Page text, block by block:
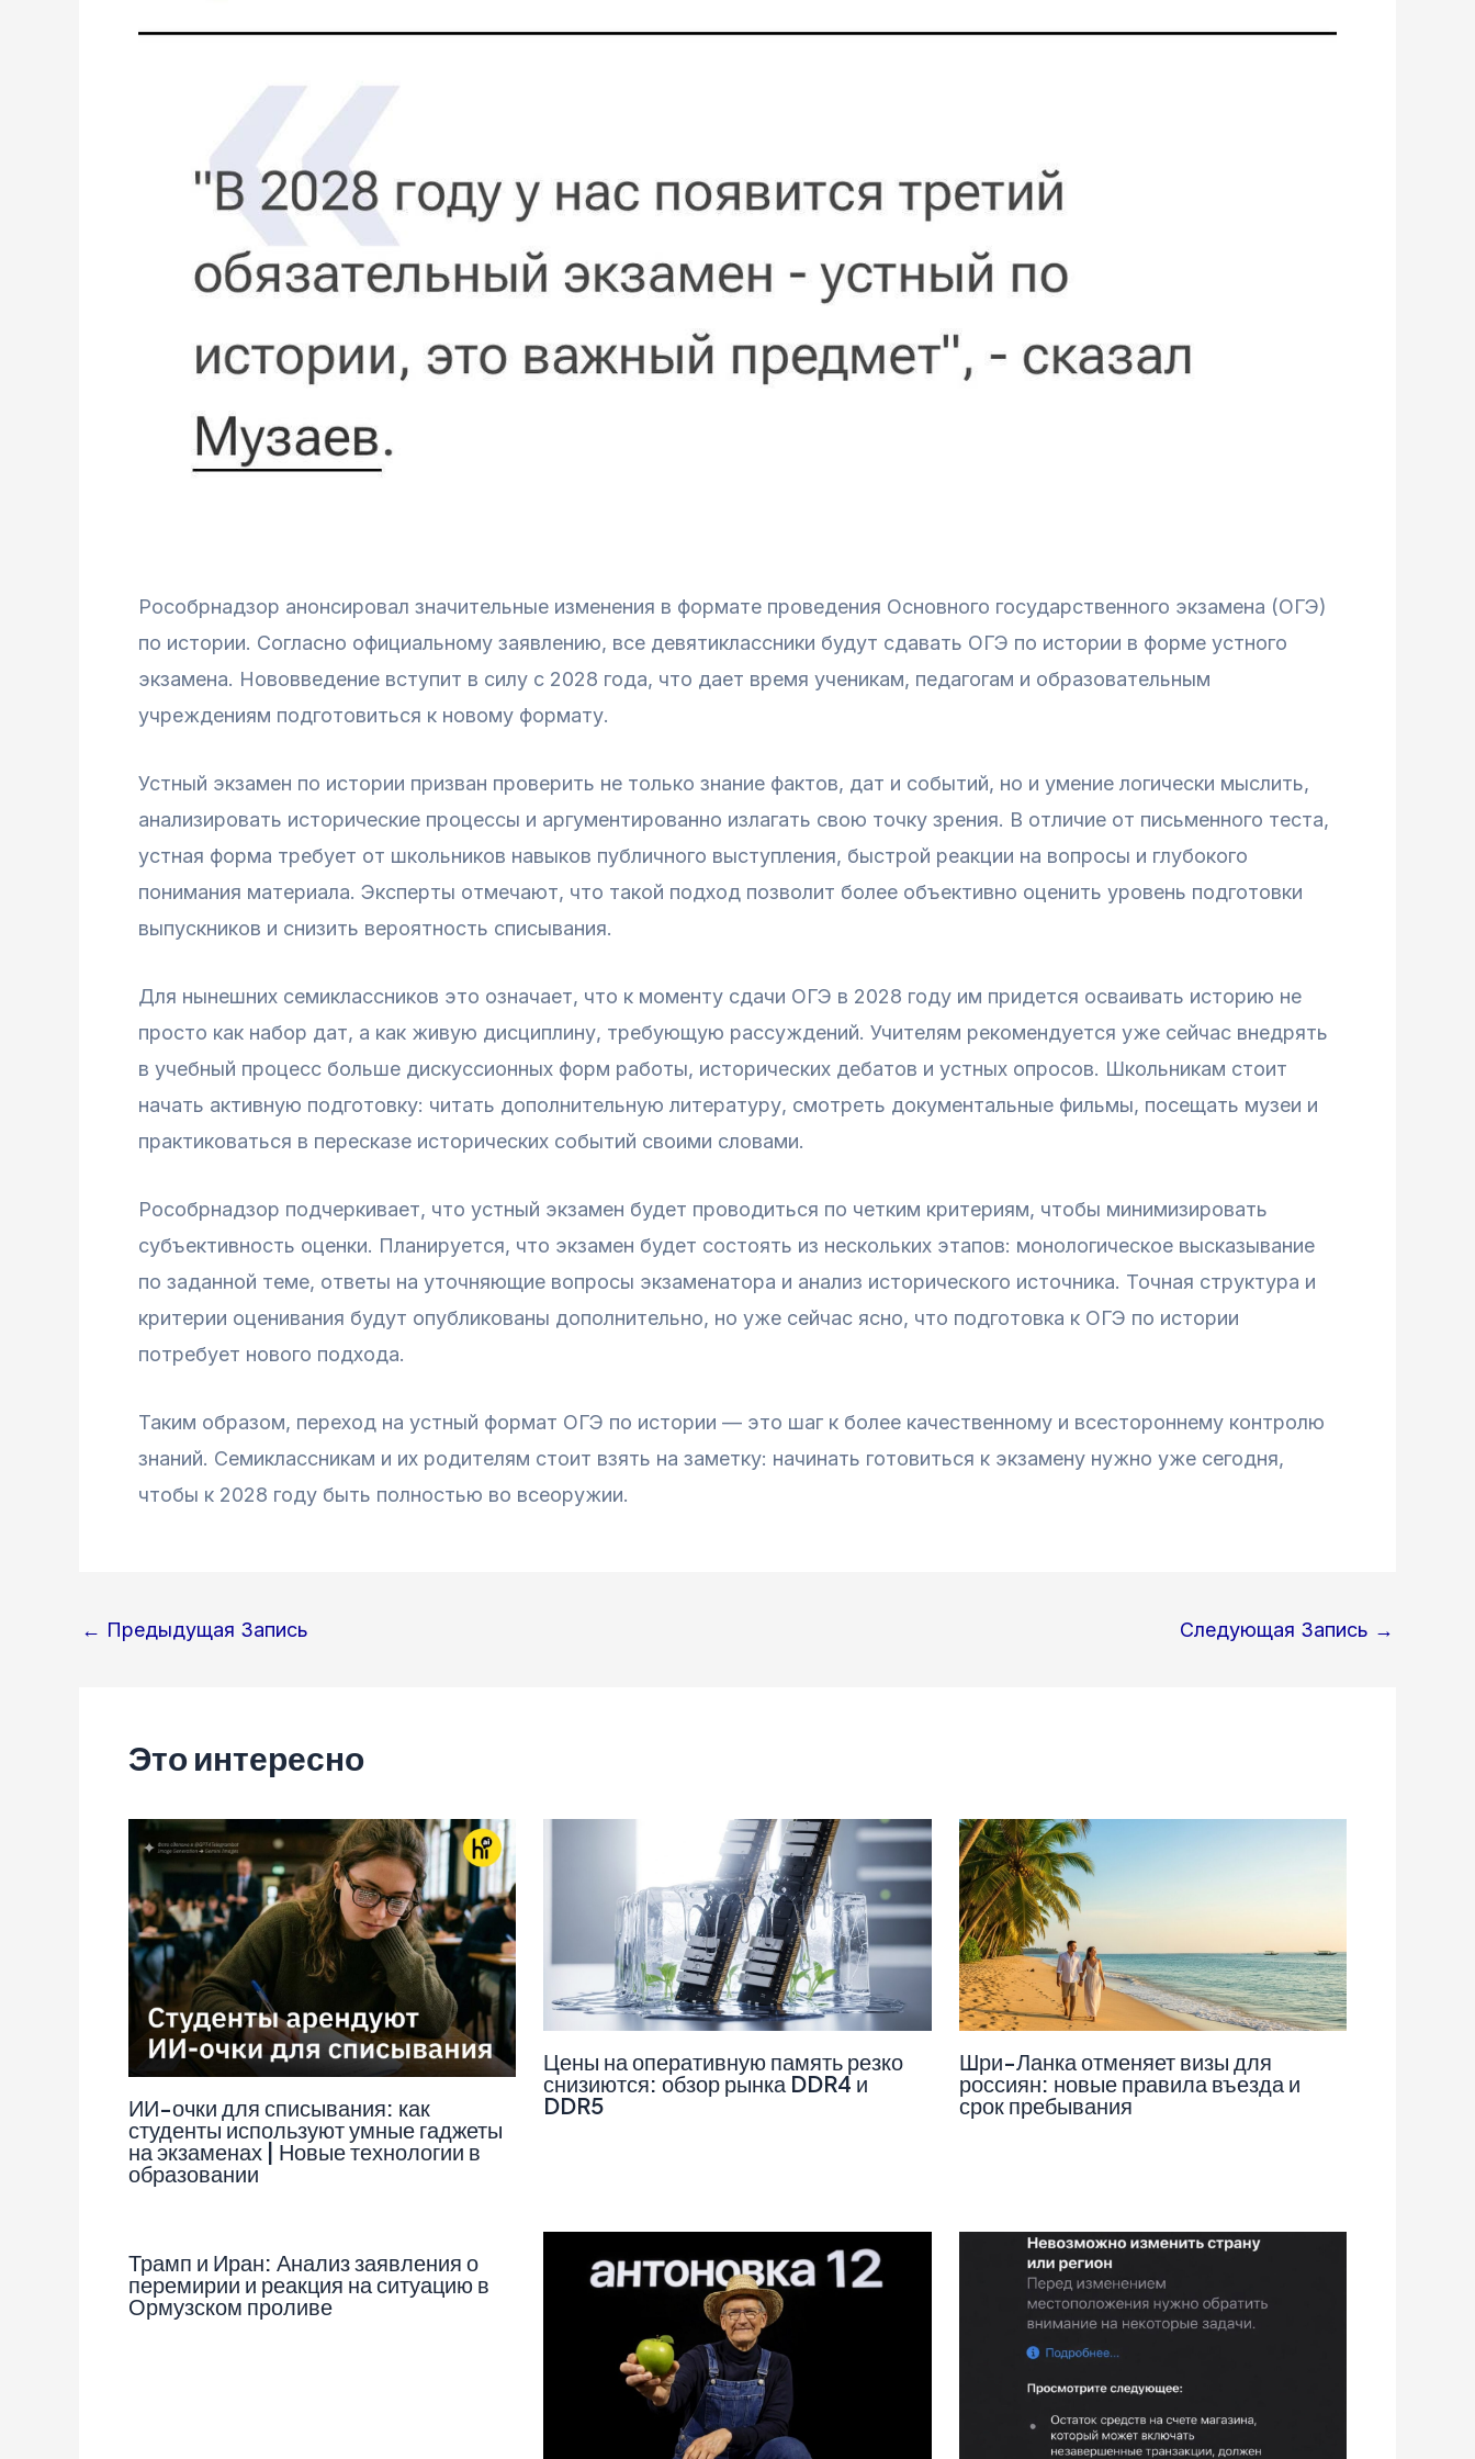
Рособрнадзор анонсировал значительные изменения в формате проведения Основного государственного экзамена (ОГЭ)
по истории. Согласно официальному заявлению, все девятиклассники будут сдавать ОГЭ по истории в форме устного
экзамена. Нововведение вступит в силу с 2028 года, что дает время ученикам, педагогам и образовательным
учреждениям подготовиться к новому формату.
Устный экзамен по истории призван проверить не только знание фактов, дат и событий, но и умение логически мыслить,
анализировать исторические процессы и аргументированно излагать свою точку зрения. В отличие от письменного теста,
устная форма требует от школьников навыков публичного выступления, быстрой реакции на вопросы и глубокого
понимания материала. Эксперты отмечают, что такой подход позволит более объективно оценить уровень подготовки
выпускников и снизить вероятность списывания.
Для нынешних семиклассников это означает, что к моменту сдачи ОГЭ в 2028 году им придется осваивать историю не
просто как набор дат, а как живую дисциплину, требующую рассуждений. Учителям рекомендуется уже сейчас внедрять
в учебный процесс больше дискуссионных форм работы, исторических дебатов и устных опросов. Школьникам стоит
начать активную подготовку: читать дополнительную литературу, смотреть документальные фильмы, посещать музеи и
практиковаться в пересказе исторических событий своими словами.
Рособрнадзор подчеркивает, что устный экзамен будет проводиться по четким критериям, чтобы минимизировать
субъективность оценки. Планируется, что экзамен будет состоять из нескольких этапов: монологическое высказывание
по заданной теме, ответы на уточняющие вопросы экзаменатора и анализ исторического источника. Точная структура и
критерии оценивания будут опубликованы дополнительно, но уже сейчас ясно, что подготовка к ОГЭ по истории
потребует нового подхода.
Таким образом, переход на устный формат ОГЭ по истории — это шаг к более качественному и всестороннему контролю
знаний. Семиклассникам и их родителям стоит взять на заметку: начинать готовиться к экзамену нужно уже сегодня,
чтобы к 2028 году быть полностью во всеоружии.
Навигация
← Предыдущая Запись Следующая Запись →
Это интересно
ИИ-очки для списывания: как
студенты используют умные гаджеты
на экзаменах | Новые технологии в
образовании
Цены на оперативную память резко
снизиются: обзор рынка DDR4 и
DDR5
Шри-Ланка отменяет визы для
россиян: новые правила въезда и
срок пребывания
Трамп и Иран: Анализ заявления о
перемирии и реакция на ситуацию в
Ормузском проливе